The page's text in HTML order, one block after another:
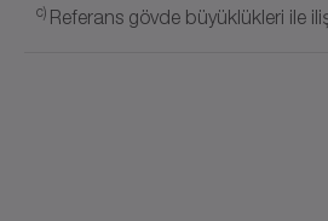
c) Referans gövde büyüklükleri ile